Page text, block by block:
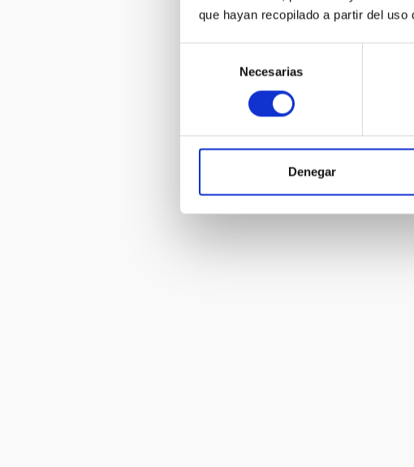
que hayan recopilado a partir del
consentimiento
Necesarias
Denegar